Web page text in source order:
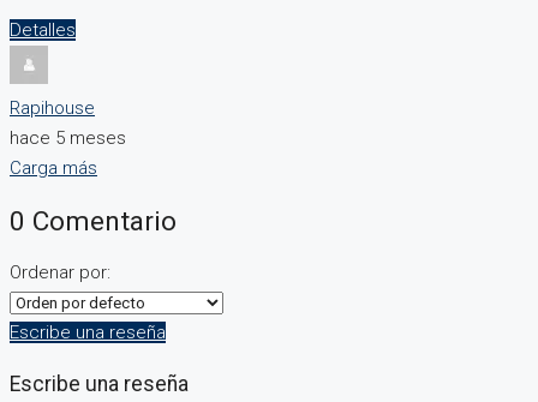
Detalles
Rapihouse
hace 5 meses
Carga más
0 Comentario
Ordenar por:
Escribe una reseña
Escribe una reseña